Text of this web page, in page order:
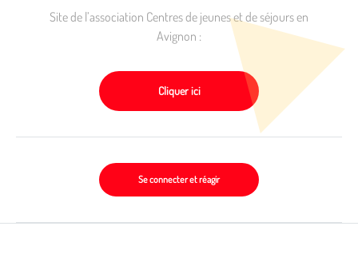
Site de l’association Centres de jeunes et de séjours en
Avignon :
Cliquer ici
Se connecter et réagir